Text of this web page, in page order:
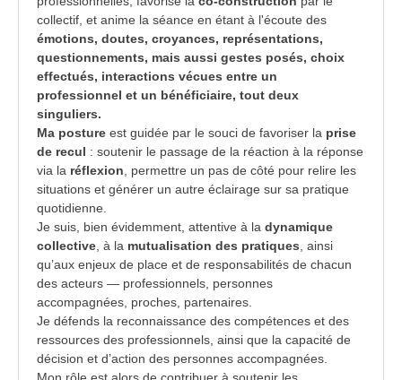
collectif, et anime la séance en étant à l'écoute des
émotions, doutes, croyances, représentations,
questionnements, mais aussi gestes posés, choix
effectués, interactions vécues entre un
professionnel et un bénéficiaire, tout deux
singuliers.
Ma posture est guidée par le souci de favoriser la prise
de recul : soutenir le passage de la réaction à la réponse
via la réflexion , permettre un pas de côté pour relire les
situations et générer un autre éclairage sur sa pratique
quotidienne.
Je suis, bien évidemment, attentive à la dynamique
collective , à la mutualisation des pratiques , ainsi
qu’aux enjeux de place et de responsabilités de chacun
des acteurs — professionnels, personnes
accompagnées, proches, partenaires.
Je défends la reconnaissance des compétences et des
ressources des professionnels, ainsi que la capacité de
décision et d’action des personnes accompagnées.